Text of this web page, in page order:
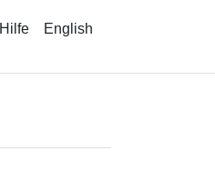
Hilfe English